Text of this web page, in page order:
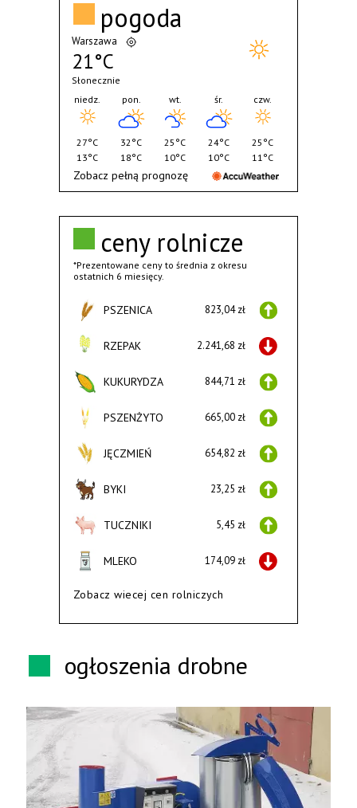
ceny rolnicze
*Prezentowane ceny to średnia z okresu
ostatnich 6 miesięcy.
PSZENICA 823,04 zł
RZEPAK 2.241,68 zł
KUKURYDZA 844,71 zł
PSZENŻYTO 665,00 zł
JĘCZMIEŃ 654,82 zł
BYKI 23,25 zł
TUCZNIKI 5,45 zł
MLEKO 174,09 zł
Zobacz wiecej cen rolniczych
pogoda
Warszawa
21°C
Słonecznie
niedz.
27°C
13°C
pon.
32°C
18°C
wt.
25°C
10°C
śr.
24°C
10°C
czw.
25°C
11°C
Zobacz pełną prognozę
ogłoszenia drobne